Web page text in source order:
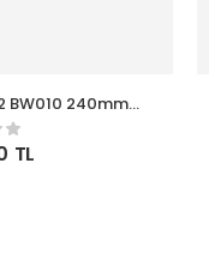
BW010 240mm
TL